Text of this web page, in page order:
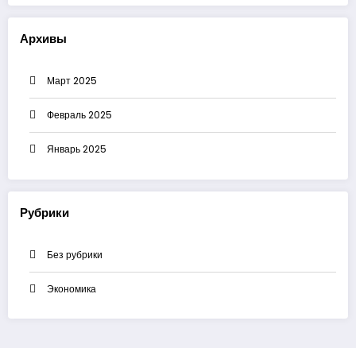
Архивы
Март 2025
Февраль 2025
Январь 2025
Рубрики
Без рубрики
Экономика